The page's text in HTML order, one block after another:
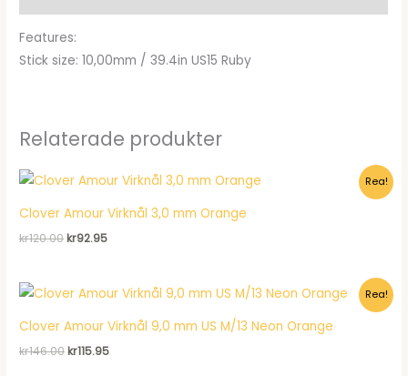
Features:
Stick size: 10,00mm / 39.4in US15 Ruby
Relaterade produkter
Rea!
Clover Amour Virknål 3,0 mm Orange
kr120.00Det
kr120.00.
kr92.95Det
kr92.95.
Rea!
Clover Amour Virknål 9,0 mm US M/13 Neon Orange
kr146.00Det
kr115.95Det